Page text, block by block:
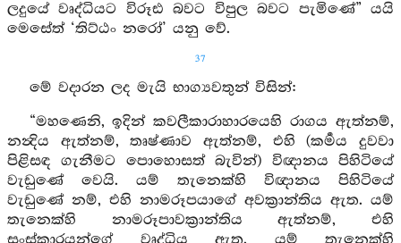
ලදුයේ වෘද්ධියට විරූඪ බවට විපුල බවට පැමිණේ” යයි
මෙසේත් ‘තිට්ඨං නරෝ’ යනු වේ.
37
මේ වදාරන ලද මැයි භාග්‍යවතුන් විසින්:
“මහණෙනි, ඉදින් කවලීකාරාහාරයෙහි රාගය ඇත්නම්,
නන්‍දිය ඇත්නම්, තෘෂ්ණාව ඇත්නම්, එහි (කර්‍මය දුවවා
පිළිසඳ ගැනීමට පොහොසත් බැවින්) විඥානය පිහිටියේ
වැඩුණේ වෙයි. යම් තැනෙක්හි විඥානය පිහිටියේ
වැඩුණේ නම්, එහි නාමරූපයාගේ අවක්‍රාන්තිය ඇත. යම්
තැනෙක්හි නාමරූපාවක්‍රාන්තිය ඇත්නම්, එහි